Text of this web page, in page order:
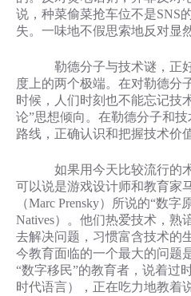
说，种菜偷菜抢车位不是SNS
失。一味地不假思索地反对显
勒德分子与技术谜，正好
度上的两个极端。在对勒德分
时候，人们时刻也不能忘记技
论”思想倾向。在勒德分子和
路线，正确认识和把握技术价
如果用今天比较流行的术
可以说是游戏设计师和教育家
（Marc Prensky）所说的“数字
Natives）。他们热爱技术，熟
去解决问题，习惯富含技术的
今教育面临的一个最大的问题
“数字移民”的教育者，说着过
时代语言），正在吃力地教着